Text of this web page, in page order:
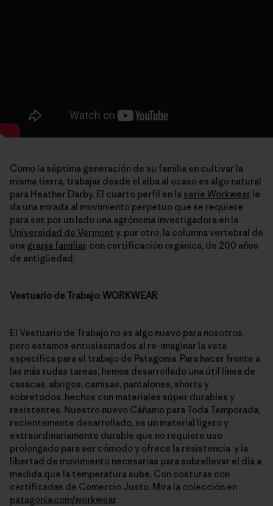
Como la séptima generación de su familia en cultivar la
misma tierra, trabajar desde el alba al ocaso es algo natural
para Heather Darby. El cuarto perfil en la serie Workwear le
da una mirada al movimiento perpetuo que se requiere
para ser, por un lado una agrónoma investigadora en la
Universidad de Vermont y, por otro, la columna vertebral de
una granja familiar, con certificación orgánica, de 200 años
de antigüedad.
Vestuario de Trabajo: WORKWEAR
El Vestuario de Trabajo no es algo nuevo para nosotros,
pero estamos entusiasmados al re-imaginar la veta
específica para el trabajo de Patagonia. Para hacer frente a
las más rudas tareas, hemos desarrollado una útil línea de
casacas, abrigos, camisas, pantalones, shorts y
sobretodos, hechos con materiales súper durables y
resistentes. Nuestro nuevo Cáñamo para Toda Temporada,
recientemente desarrollado, es un material ligero y
extraordinariamente durable que no requiere uso
prolongado para ser cómodo y ofrece la resistencia y la
libertad de movimiento necesarias para sobrellevar el día a
medida que la temperatura sube. Con costuras con
certificadas de Comercio Justo. Mira la colección en
patagonia.com/workwear.